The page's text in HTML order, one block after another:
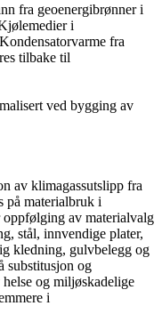
fra geoenergibrønner i
i
fra
tilbake til
ved bygging av
av klimagassutslipp fra
på materialbruk i
oppfølging av materialvalg
stål, innvendige plater,
kledning, gulvbelegg og
substitusjon og
og miljøskadelige
i